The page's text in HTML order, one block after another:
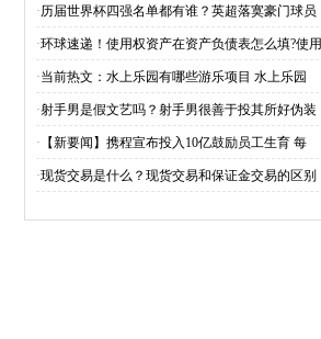
·历届世界杯四强名单都有谁？英超落寞豪门球员
·环球速递！使用权资产在资产负债表怎么填?使用
·当前热文：水上乐园有哪些游乐项目 水上乐园
·射手男是假文艺吗？射手男很善于投其所好伪装
· 【新要闻】携程宣布投入10亿鼓励员工生育 每
·现货交易是什么？现货交易和保证金交易的区别